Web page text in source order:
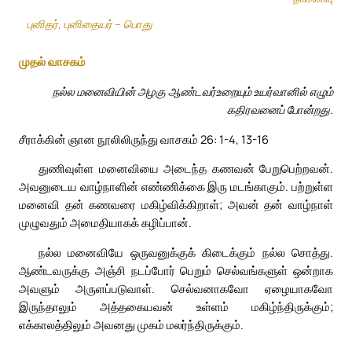
புனிதர், புனிதையர் – பொது
முதல் வாசகம்
நல்ல மனைவியின் அழகு ஆண்டவர்உறையும் உயர்வானில் எழும்
கதிரவனைப் போன்றது.
சீராக்கின் ஞான நூலிலிருந்து வாசகம் 26: 1-4, 13-16
துணிவுள்ள மனைவியை அடைந்த கணவன் பேறுபெற்றவன்.
அவனுடைய வாழ்நாளின் எண்ணிக்கை இரு மடங்காகும். பற்றுள்ள
மனைவி தன் கணவரை மகிழ்விக்கிறாள்; அவன் தன் வாழ்நாள்
முழுவதும் அமைதியாகக் கழிப்பான்.
நல்ல மனைவியே ஒருவனுக்குக் கிடைக்கும் நல்ல சொத்து.
ஆண்டவருக்கு அஞ்சி நடப்போர் பெறும் செல்வங்களுள் ஒன்றாக
அவளும் அருளப்படுவாள். செல்வனாகவோ ஏழையாகவோ
இருந்தாலும் அத்தகையவன் உள்ளம் மகிழ்ந்திருக்கும்;
எக்காலத்திலும் அவனது முகம் மலர்ந்திருக்கும்.